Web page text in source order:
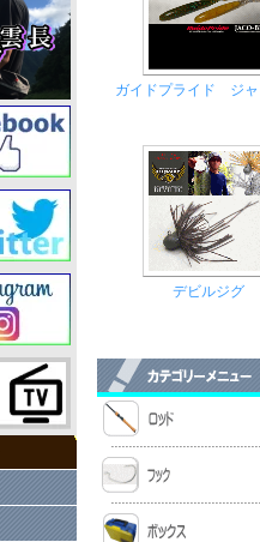
ガイドプライド ジャ
デビルジグ